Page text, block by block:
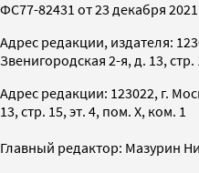
ФС77-82431 от 23 декабря 2021
Адрес редакции, издателя:
Звенигородская 2-я, д. 13, стр.
Адрес редакции: 123022, г.
13, стр. 15, эт. 4, пом. X, ком. 1
Главный редактор: Мазурин